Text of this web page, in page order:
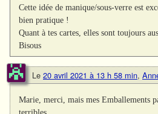
Cette idée de manique/sous-verre est
bien pratique !
Quant à tes cartes, elles sont toujours
Bisous
Le 20 avril 2021 à 13 h 58 min,
Marie, merci, mais mes Emballements
terribles….